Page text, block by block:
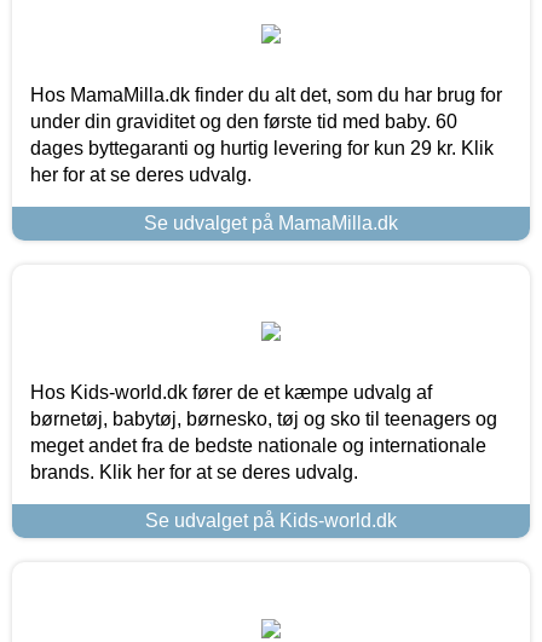
Hos MamaMilla.dk finder du alt det, som du har brug for
under din graviditet og den første tid med baby. 60
dages byttegaranti og hurtig levering for kun 29 kr. Klik
her for at se deres udvalg.
Se udvalget på MamaMilla.dk
Hos Kids-world.dk fører de et kæmpe udvalg af
børnetøj, babytøj, børnesko, tøj og sko til teenagers og
meget andet fra de bedste nationale og internationale
brands. Klik her for at se deres udvalg.
Se udvalget på Kids-world.dk